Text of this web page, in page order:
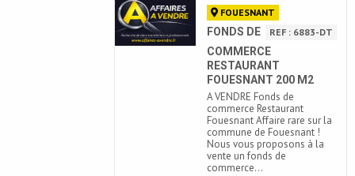
FOUESNANT
REF : 6883-DT
FONDS DE
COMMERCE
RESTAURANT
FOUESNANT 200 M2
A VENDRE Fonds de
commerce Restaurant
Fouesnant Affaire rare sur la
commune de Fouesnant !
Nous vous proposons à la
vente un fonds de
commerce…